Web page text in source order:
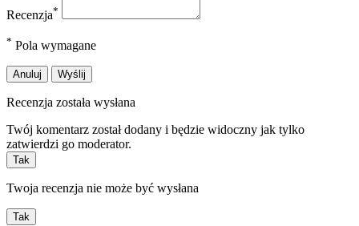
Recenzja*
* Pola wymagane
Anuluj Wyślij
Recenzja została wysłana
Twój komentarz został dodany i będzie widoczny jak tylko
zatwierdzi go moderator.
Tak
Twoja recenzja nie może być wysłana
Tak